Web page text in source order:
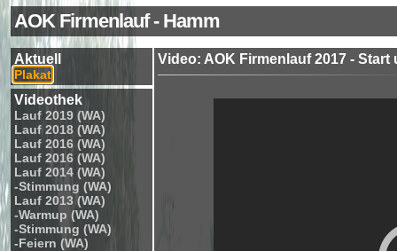
AOK Firmenlauf - Hamm
Aktuell
Plakat
Videothek
Lauf 2019 (WA)
Lauf 2018 (WA)
Lauf 2016 (WA)
Lauf 2016 (WA)
Lauf 2014 (WA)
-Stimmung (WA)
Lauf 2013 (WA)
-Warmup (WA)
-Stimmung (WA)
-Feiern (WA)
Video: AOK Firmenlauf 2017 - Start